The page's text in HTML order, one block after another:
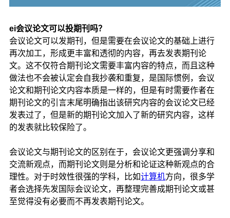
ei会议论文可以投期刊吗？
会议论文可以发期刊，但是需要在会议论文的基础上进行
再次加工，形成更丰富和透彻的内容，再去发表期刊论
文。这不仅符合期刊论文需要丰富内容的特点，而且这种
做法也不会被认定会自我抄袭和重复，是国际惯例，会议
论文和期刊论文内容本质是一样的，但是有时需要作者在
期刊论文的引言末尾明确指出该研究内容的会议论文已经
发表过了，但是新的期刊论文加入了新的研究内容，这样
的发表就比较保险了。
会议论文与期刊论文的区别在于，会议论文更强调分享和
交流新观点，而期刊论文则是分析和论证这种新观点的合
理性。对于时效性很强的学科，比如计算机方向，很多学
者会选择先发国际会议论文，再整理完善成期刊论文或甚
至觉得没有必要而不再发表期刊论文。